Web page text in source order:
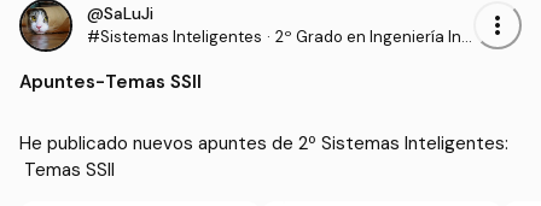
@SaLuJi
#Sistemas Inteligentes · 2º Grado en Ingeniería Inf
more_vert
Apuntes-Temas SSII
He publicado nuevos apuntes de 2º Sistemas Inteligentes:
Temas SSII